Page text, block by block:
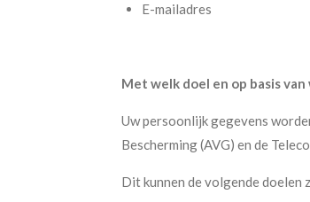
E-mailadres
Met welk doel en op basis
Uw persoonlijk gegevens
Bescherming (AVG) en de
Dit kunnen de volgende doelen